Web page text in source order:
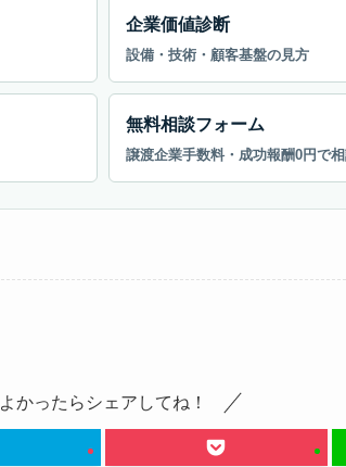
企業価値診断
設備・技術・顧客基盤の見方
無料相談フォーム
譲渡企業手数料・成功報酬0円で
よかったらシェアしてね！